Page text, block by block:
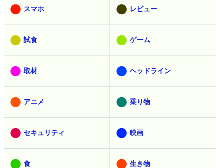
スマホ レビュー
試食 ゲーム
取材 ヘッドライン
アニメ 乗り物
セキュリティ 映画
食 生き物